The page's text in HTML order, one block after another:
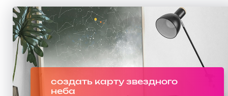
создать карту звездного
неба